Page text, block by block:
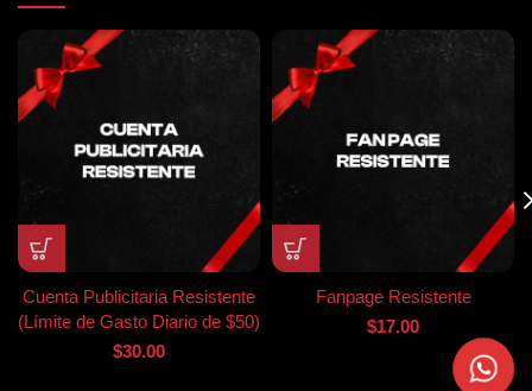
Cuenta Publicitaria Resistente
(Límite de Gasto Diario de $50)
$30.00
Fanpage Resistente
$17.00